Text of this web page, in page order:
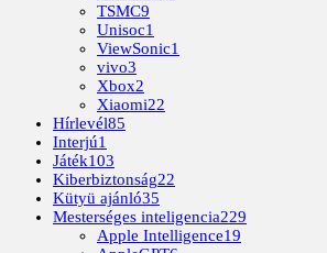
TSMC9
Unisoc1
ViewSonic1
vivo3
Xbox2
Xiaomi22
Hírlevél85
Interjú1
Játék103
Kiberbiztonság22
Kütyü ajánló35
Mesterséges inteligencia229
Apple Intelligence19